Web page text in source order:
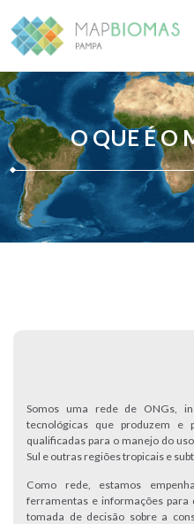
O QUE É O
Somos uma rede de ONGs,
tecnológicas que produzem e
qualificadas para o manejo do
Sul e outras regiões tropicais e
Como rede, estamos
ferramentas e informações para
tomada de decisão sobre a